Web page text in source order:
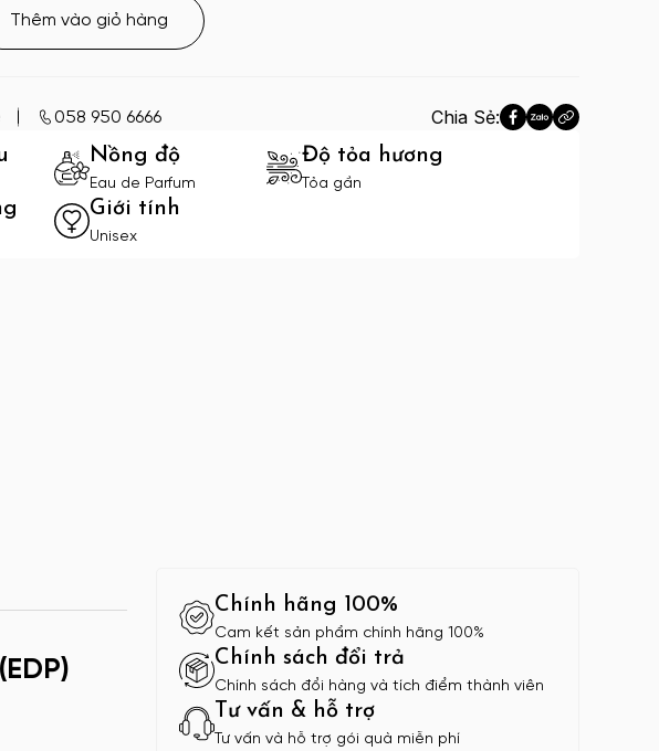
Thêm vào giỏ hàng
058 950 6666
Chia Sẻ:
Nồng độ
Eau de Parfum
Độ tỏa hương
Tỏa gần
Giới tính
Unisex
Chính hãng 100%
Cam kết sản phẩm chính hãng 100%
Chính sách đổi trả
Chính sách đổi hàng và tích điểm thành viên
Tư vấn & hỗ trợ
Tư vấn và hỗ trợ gói quà miễn phí